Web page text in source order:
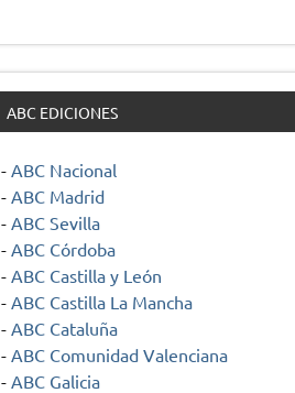
ABC EDICIONES
- ABC Nacional
- ABC Madrid
- ABC Sevilla
- ABC Córdoba
- ABC Castilla y León
- ABC Castilla La Mancha
- ABC Cataluña
- ABC Comunidad Valenciana
- ABC Galicia